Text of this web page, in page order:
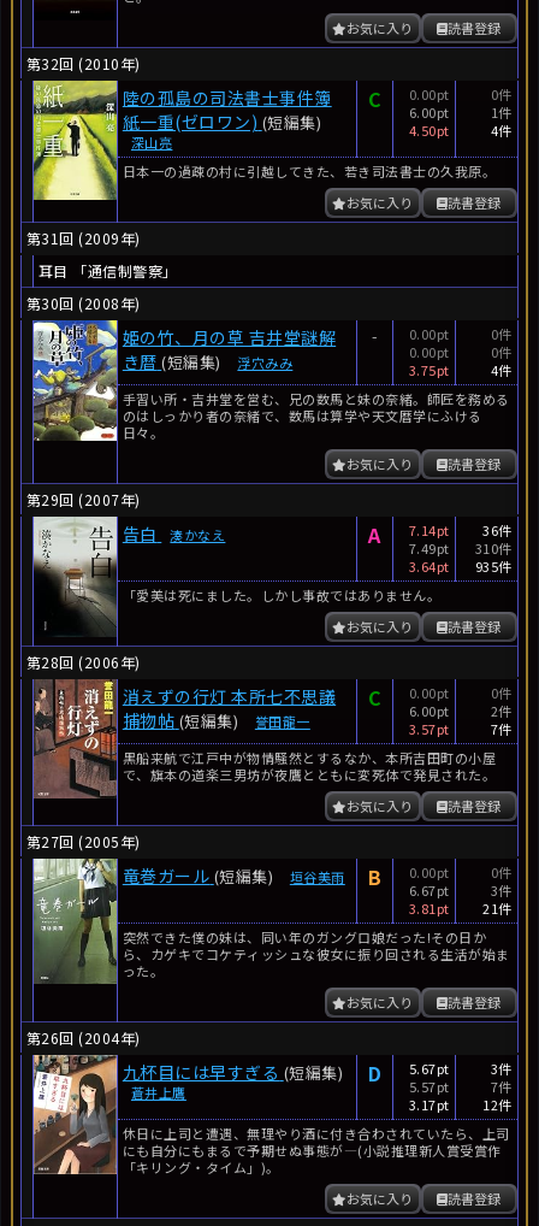
読書登録
お気に入り
第32回 (2010年)
陸の孤島の司法書士事件簿
紙一重(ゼロワン) (短編集)
深山亮
C
0.00pt
6.00pt
4.50pt
0件
1件
4件
日本一の過疎の村に引越してきた、若き司法書士の久我原。
読書登録
お気に入り
第31回 (2009年)
耳目 「通信制警察」
第30回 (2008年)
姫の竹、月の草 吉井堂謎解
き暦 (短編集) 浮穴みみ
-
0.00pt
0.00pt
3.75pt
0件
0件
4件
手習い所・吉井堂を営む、兄の数馬と妹の奈緒。師匠を務める
のはしっかり者の奈緒で、数馬は算学や天文暦学にふける
日々。
読書登録
お気に入り
第29回 (2007年)
告白 湊かなえ A
7.14pt
7.49pt
3.64pt
36件
310件
935件
「愛美は死にました。しかし事故ではありません。
読書登録
お気に入り
第28回 (2006年)
消えずの行灯 本所七不思議
捕物帖 (短編集) 誉田龍一
C
0.00pt
6.00pt
3.57pt
0件
2件
7件
黒船来航で江戸中が物情騒然とするなか、本所吉田町の小屋
で、旗本の道楽三男坊が夜鷹とともに変死体で発見された。
読書登録
お気に入り
第27回 (2005年)
竜巻ガール (短編集) 垣谷美雨 B
0.00pt
6.67pt
3.81pt
0件
3件
21件
突然できた僕の妹は、同い年のガングロ娘だった!その日か
ら、カゲキでコケティッシュな彼女に振り回される生活が始ま
った。
読書登録
お気に入り
第26回 (2004年)
九杯目には早すぎる (短編集)
蒼井上鷹
D
5.67pt
5.57pt
3.17pt
3件
7件
12件
休日に上司と遭遇、無理やり酒に付き合わされていたら、上司
にも自分にもまるで予期せぬ事態が―(小説推理新人賞受賞作
「キリング・タイム」)。
読書登録
お気に入り